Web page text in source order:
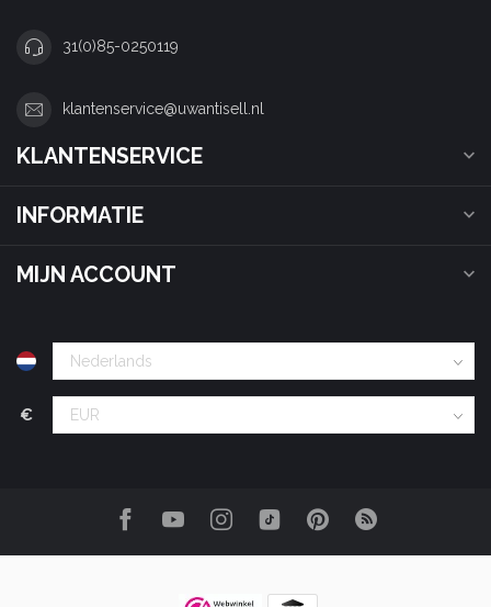
31(0)85-0250119
klantenservice@uwantisell.nl
KLANTENSERVICE
INFORMATIE
MIJN ACCOUNT
€